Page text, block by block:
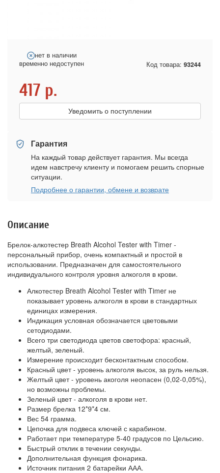
нет в наличии
временно недоступен
Код товара: 93244
417 р.
Уведомить о поступлении
Гарантия
На каждый товар действует гарантия. Мы всегда
идем навстречу клиенту и помогаем решить спорные
ситуации.
Подробнее о гарантии, обмене и возврате
Описание
Брелок-алкотестер Breath Alcohol Tester with Timer -
персональный прибор, очень компактный и простой в
использовании. Предназначен для самостоятельного
индивидуального контроля уровня алкоголя в крови.
Алкотестер Breath Alcohol Tester with Timer не
показывает уровень алкоголя в крови в стандартных
единицах измерения.
Индикация условная обозначается цветовыми
сетодиодами.
Всего три светодиода цветов светофора: красный,
желтый, зеленый.
Измерение происходит бесконтактным способом.
Красный цвет - уровень алкоголя высок, за руль нельзя.
Желтый цвет - уровень акоголя неопасен (0,02-0,05%),
но возможны проблемы.
Зеленый цвет - алкоголя в крови нет.
Размер брелка 12*9*4 см.
Вес 54 грамма.
Цепочка для подвеса ключей с карабином.
Работает при температуре 5-40 градусов по Цельсию.
Быстрый отклик в течении секунды.
Дополнительная функция фонарика.
Источник питания 2 батарейки ААА.